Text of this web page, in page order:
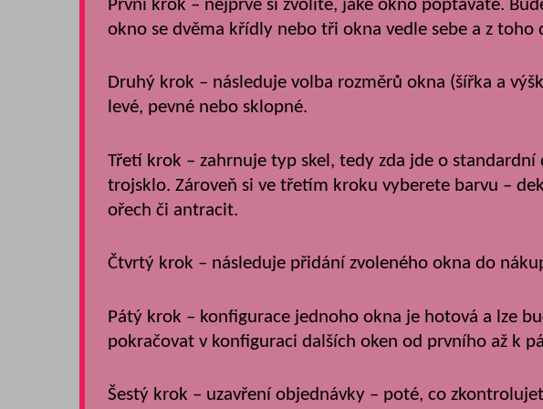
První krok – nejprve si zvolíte, jaké okno poptáváte.
okno se dvěma křídly nebo tři okna vedle sebe a z
Druhý krok – následuje volba rozměrů okna (šířka a
levé, pevné nebo sklopné.
Třetí krok – zahrnuje typ skel, tedy zda jde o
trojsklo. Zároveň si ve třetím kroku vyberete barvu –
ořech či antracit.
Čtvrtý krok – následuje přidání zvoleného okna do
Pátý krok – konfigurace jednoho okna je hotová a lze
pokračovat v konfiguraci dalších oken od prvního až k
Šestý krok – uzavření objednávky – poté, co